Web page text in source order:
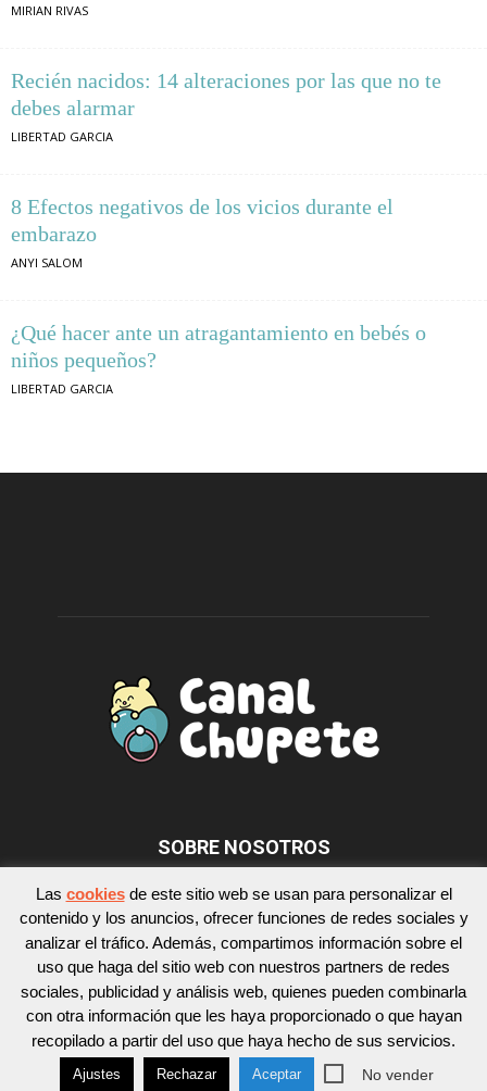
MIRIAN RIVAS
Recién nacidos: 14 alteraciones por las que no te
debes alarmar
LIBERTAD GARCIA
8 Efectos negativos de los vicios durante el
embarazo
ANYI SALOM
¿Qué hacer ante un atragantamiento en bebés o
niños pequeños?
LIBERTAD GARCIA
SOBRE NOSOTROS
SÍGUENOS
© Copyright 2017 - Canal Chupete
Las cookiesde este sitio web se usan para personalizar el
contenido y los anuncios, ofrecer funciones de redes sociales y
analizar el tráfico. Además, compartimos información sobre el
uso que haga del sitio web con nuestros partners de redes
sociales, publicidad y análisis web, quienes pueden combinarla
con otra información que les haya proporcionado o que hayan
recopilado a partir del uso que haya hecho de sus servicios.
Ajustes Rechazar Aceptar No vender